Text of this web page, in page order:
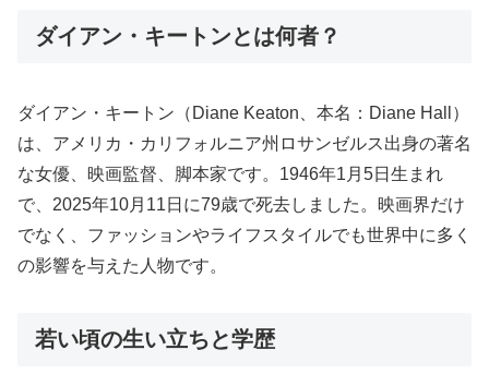
ダイアン・キートンとは何者？
ダイアン・キートン（Diane Keaton、本名：Diane Hall）
は、アメリカ・カリフォルニア州ロサンゼルス出身の著名
な女優、映画監督、脚本家です。1946年1月5日生まれ
で、2025年10月11日に79歳で死去しました。映画界だけ
でなく、ファッションやライフスタイルでも世界中に多く
の影響を与えた人物です。
若い頃の生い立ちと学歴